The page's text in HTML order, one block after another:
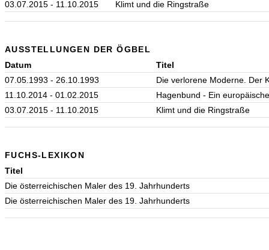
03.07.2015 - 11.10.2015
Klimt und die Ringstraße
AUSSTELLUNGEN DER ÖGBEL
Datum
Titel
07.05.1993 - 26.10.1993
Die verlorene Moderne. Der
11.10.2014 - 01.02.2015
Hagenbund - Ein
03.07.2015 - 11.10.2015
Klimt und die Ringstraße
FUCHS-LEXIKON
Titel
Die österreichischen Maler des 19. Jahrhunderts
Die österreichischen Maler des 19. Jahrhunderts